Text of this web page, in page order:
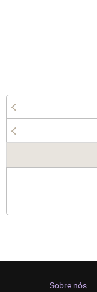
Sobre nós